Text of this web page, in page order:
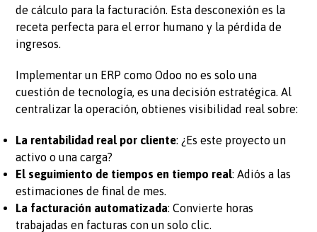
de cálculo para la facturación. Esta desconexión es la
receta perfecta para el error humano y la pérdida de
ingresos.
Implementar un ERP como Odoo no es solo una
cuestión de tecnología, es una decisión estratégica. Al
centralizar la operación, obtienes visibilidad real sobre:
La rentabilidad real por cliente: ¿Es este proyecto un
activo o una carga?
El seguimiento de tiempos en tiempo real: Adiós a las
estimaciones de final de mes.
La facturación automatizada: Convierte horas
trabajadas en facturas con un solo clic.